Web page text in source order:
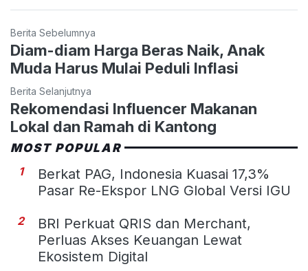
Berita Sebelumnya
Diam-diam Harga Beras Naik, Anak
Muda Harus Mulai Peduli Inflasi
Berita Selanjutnya
Rekomendasi Influencer Makanan
Lokal dan Ramah di Kantong
MOST POPULAR
1
Berkat PAG, Indonesia Kuasai 17,3%
Pasar Re-Ekspor LNG Global Versi IGU
2
BRI Perkuat QRIS dan Merchant,
Perluas Akses Keuangan Lewat
Ekosistem Digital